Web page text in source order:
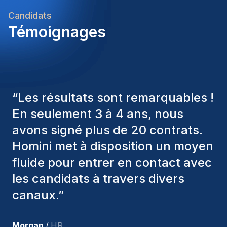
Candidats
Témoignages
“Les consultants Homini ont
toujours pris en considération
divers critères pour nous proposer
les bons candidats. Ceux que
nous avons recrutés sont toujours
parmi nous, et personnellement, je
suis très satisfait des nouvelles